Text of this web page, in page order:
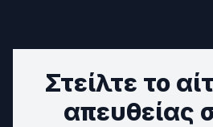
Στείλτε το
απευθείας